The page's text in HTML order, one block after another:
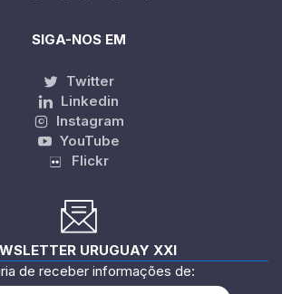
SIGA-NOS EM
Twitter
Linkedin
Instagram
YouTube
Flickr
URUGUAY XXI
de receber informações de: